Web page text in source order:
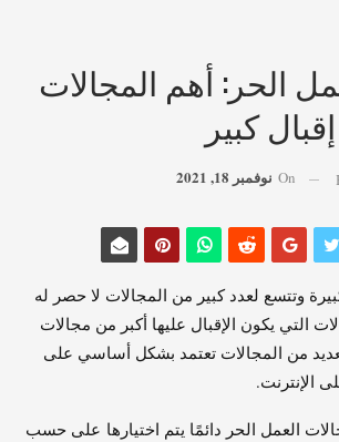
الحر: أهم المجالات
كبير
On نوفمبر 18, 2021
وتتسع لعدد كبير من المجالات لا حصر له
التي يكون الإقبال عليها أكبر من مجالات
من المجالات تعتمد بشكل أساسي على
الإنترنت.
العمل الحر دائمًا يتم اختيارها على حسب